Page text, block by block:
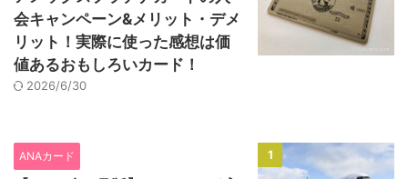
会キャンペーン&メリット・デメ
リット！実際に使った感想は価
値あるおもしろいカード！
2026/6/30
1
ANAカード